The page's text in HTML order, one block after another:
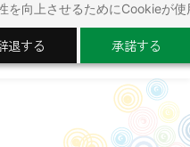
を向上させるためにCookieが
退する 承諾する